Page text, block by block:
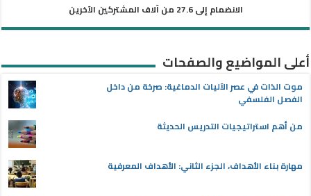
الانضمام إلى 27.6 من آلاف المشتركين الآخرين
أعلى المواضيع والصفحات
موت الذات في عصر الآليات الدماغية: صرخة من داخل
الفصل الفلسفي
من أهم استراتيجيات التدريس الحديثة
مهارة بناء الأهداف، الجزء الثاني: الأهداف المعرفية